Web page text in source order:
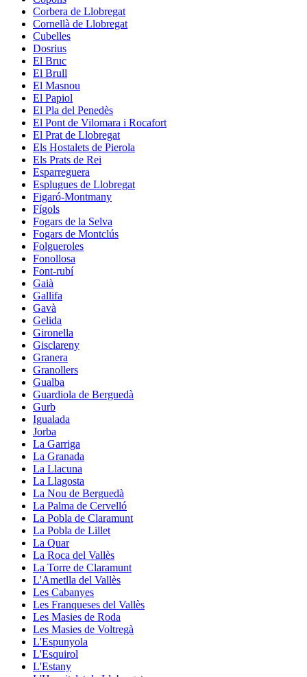
Corbera de Llobregat
Cornellà de Llobregat
Cubelles
Dosrius
El Bruc
El Brull
El Masnou
El Papiol
El Pla del Penedès
El Pont de Vilomara i Rocafort
El Prat de Llobregat
Els Hostalets de Pierola
Els Prats de Rei
Esparreguera
Esplugues de Llobregat
Figaró-Montmany
Fígols
Fogars de la Selva
Fogars de Montclús
Folgueroles
Fonollosa
Font-rubí
Gaià
Gallifa
Gavà
Gelida
Gironella
Gisclareny
Granera
Granollers
Gualba
Guardiola de Berguedà
Gurb
Igualada
Jorba
La Garriga
La Granada
La Llacuna
La Llagosta
La Nou de Berguedà
La Palma de Cervelló
La Pobla de Claramunt
La Pobla de Lillet
La Quar
La Roca del Vallès
La Torre de Claramunt
L'Ametlla del Vallès
Les Cabanyes
Les Franqueses del Vallès
Les Masies de Roda
Les Masies de Voltregà
L'Espunyola
L'Esquirol
L'Estany